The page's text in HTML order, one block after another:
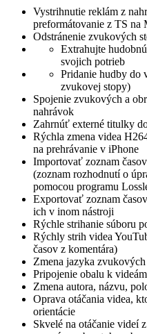
Vystrihnutie reklám z
preformátovanie z TS na
Odstránenie zvukových
Extrahujte
svojich potrieb
Pridanie hudby do
zvukovej stopy)
Spojenie zvukových a
nahrávok
Zahrnúť externé titulky
Rýchla zmena videa
na prehrávanie v iPhone
Importovať zoznam
(zoznam rozhodnutí o
pomocou programu
Exportovať zoznam
ich v inom nástroji
Rýchle strihanie súboru
Rýchly strih videa
časov z komentára)
Zmena jazyka
Pripojenie obalu k videám
Zmena autora, názvu,
Oprava otáčania videa,
orientácie
Skvelé na otáčanie videí